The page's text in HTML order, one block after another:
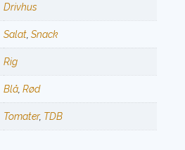
Drivhus
Salat Snack
Rig
Blå Rød
Tomater, TDB